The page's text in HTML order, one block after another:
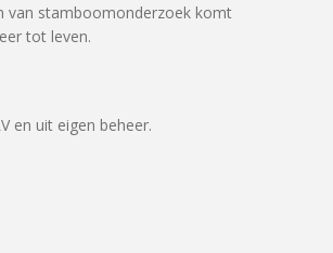
van stamboomonderzoek komt
tot leven.
en uit eigen beheer.